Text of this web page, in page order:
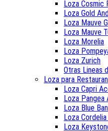
Loza Cosmic
Loza Gold
Loza Mauve
Loza Mauve
Loza Morelia
Loza
Loza Zurich
Otras Lineas
Loza para
Loza Capri
Loza Pangea
Loza Blue
Loza
Loza